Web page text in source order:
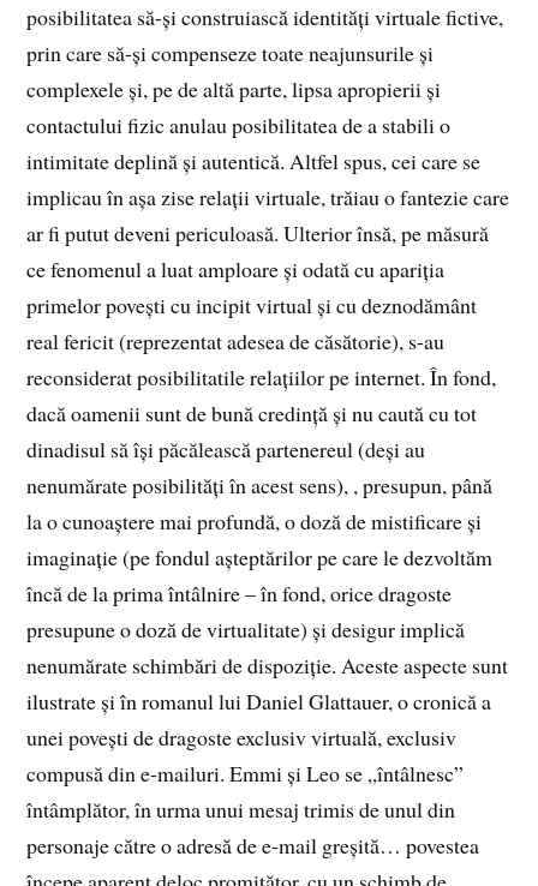
posibilitatea să-și construiască identități virtuale fictive,
prin care să-și compenseze toate neajunsurile și
complexele și, pe de altă parte, lipsa apropierii și
contactului fizic anulau posibilitatea de a stabili o
intimitate deplină și autentică. Altfel spus, cei care se
implicau în așa zise relații virtuale, trăiau o fantezie care
ar fi putut deveni periculoasă. Ulterior însă, pe măsură
ce fenomenul a luat amploare și odată cu apariția
primelor povești cu incipit virtual și cu deznodământ
real fericit (reprezentat adesea de căsătorie), s-au
reconsiderat posibilitatile relațiilor pe internet. În fond,
dacă oamenii sunt de bună credință și nu caută cu tot
dinadisul să își păcălească partenereul (deși au
nenumărate posibilități în acest sens), , presupun, până
la o cunoaștere mai profundă, o doză de mistificare și
imaginație (pe fondul așteptărilor pe care le dezvoltăm
încă de la prima întâlnire – în fond, orice dragoste
presupune o doză de virtualitate) și desigur implică
nenumărate schimbări de dispoziție. Aceste aspecte sunt
ilustrate și în romanul lui Daniel Glattauer, o cronică a
unei povești de dragoste exclusiv virtuală, exclusiv
compusă din e-mailuri. Emmi și Leo se „întâlnesc”
întâmplător, în urma unui mesaj trimis de unul din
personaje către o adresă de e-mail greșită… povestea